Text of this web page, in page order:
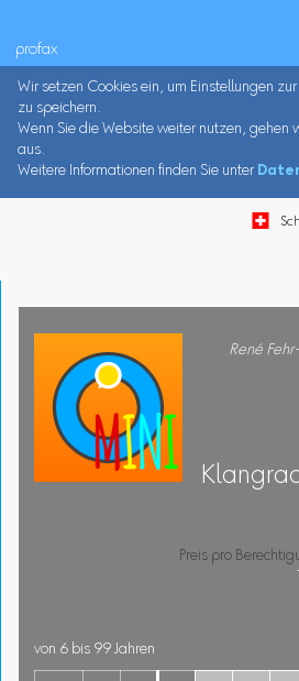
profax
Wir setzen Cookies ein, um Einstellungen
zu speichern.
Wenn Sie die Website weiter nutzen, gehen
aus.
Weitere Informationen finden Sie unter
René
Preis pro
von 6 bis 99 Jahren